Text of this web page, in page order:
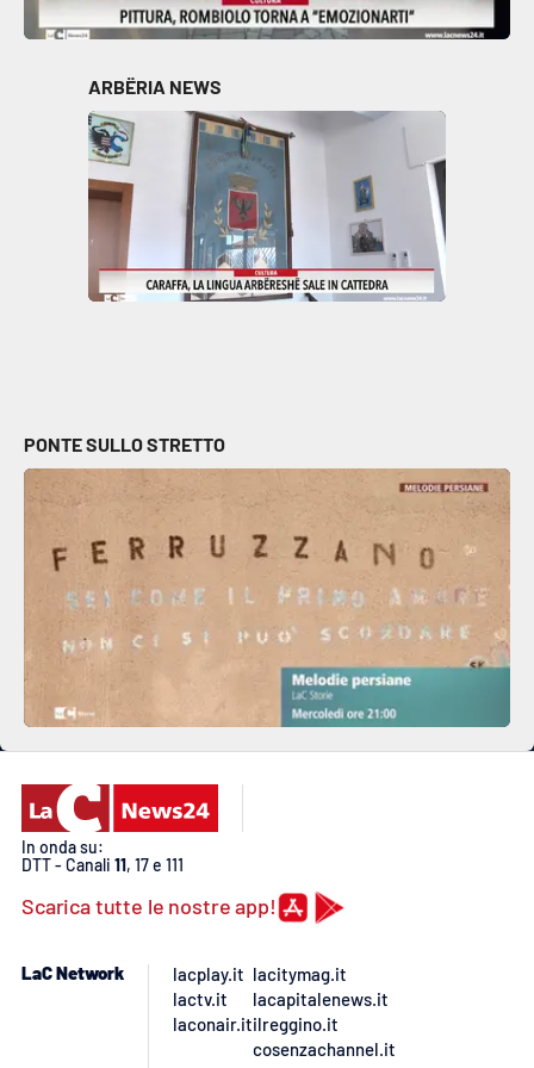
ARBËRIA NEWS
PONTE SULLO STRETTO
In onda su:
DTT - Canali 11, 17 e 111
Scarica tutte le nostre app!
LaC Network
lacplay.it
lactv.it
laconair.it
lacitymag.it
lacapitalenews.it
ilreggino.it
cosenzachannel.it